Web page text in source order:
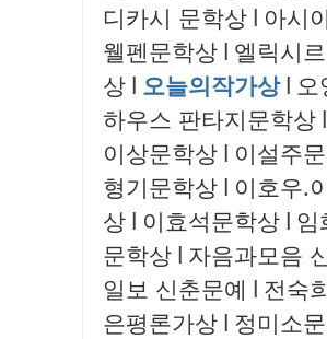
디카시 문학상 l 아시
웰펜문학상 l 엘릭시
상 l 오늘의작가상 l 오
하우스 판타지문학상 l
이상문학상 l 이설주
형기문학상 l 이호우.
상 l 이효석문학상 l 임
문학상 l 자음과모음
일보 신춘문예 l 전숙
은평론가상 l 정미소